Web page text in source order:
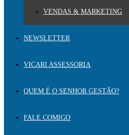
VENDAS & MARKETING
NEWSLETTER
VICARI ASSESSORIA
QUEM É O SENHOR GESTÃO?
FALE COMIGO